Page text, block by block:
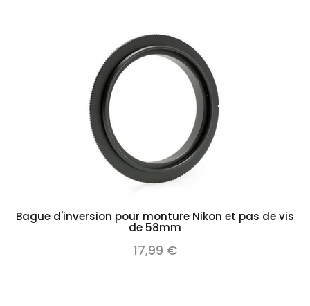
Bague d'inversion pour monture Nikon et pas de vis
de 58mm
17,99 €